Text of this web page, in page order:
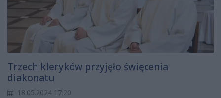
Trzech kleryków przyjęło święcenia
diakonatu
18.05.2024 17:20